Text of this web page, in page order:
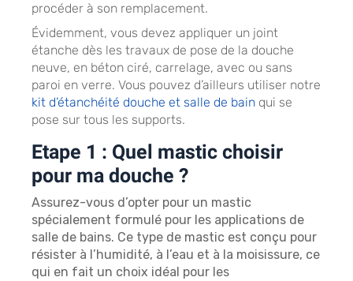
procéder à son remplacement.
Évidemment, vous devez appliquer un joint
étanche dès les travaux de pose de la douche
neuve, en béton ciré, carrelage, avec ou sans
paroi en verre. Vous pouvez d’ailleurs utiliser notre
kit d’étanchéité douche et salle de bain qui se
pose sur tous les supports.
Etape 1 : Quel mastic choisir
pour ma douche ?
Assurez-vous d’opter pour un mastic
spécialement formulé pour les applications de
salle de bains. Ce type de mastic est conçu pour
résister à l’humidité, à l’eau et à la moisissure, ce
qui en fait un choix idéal pour les